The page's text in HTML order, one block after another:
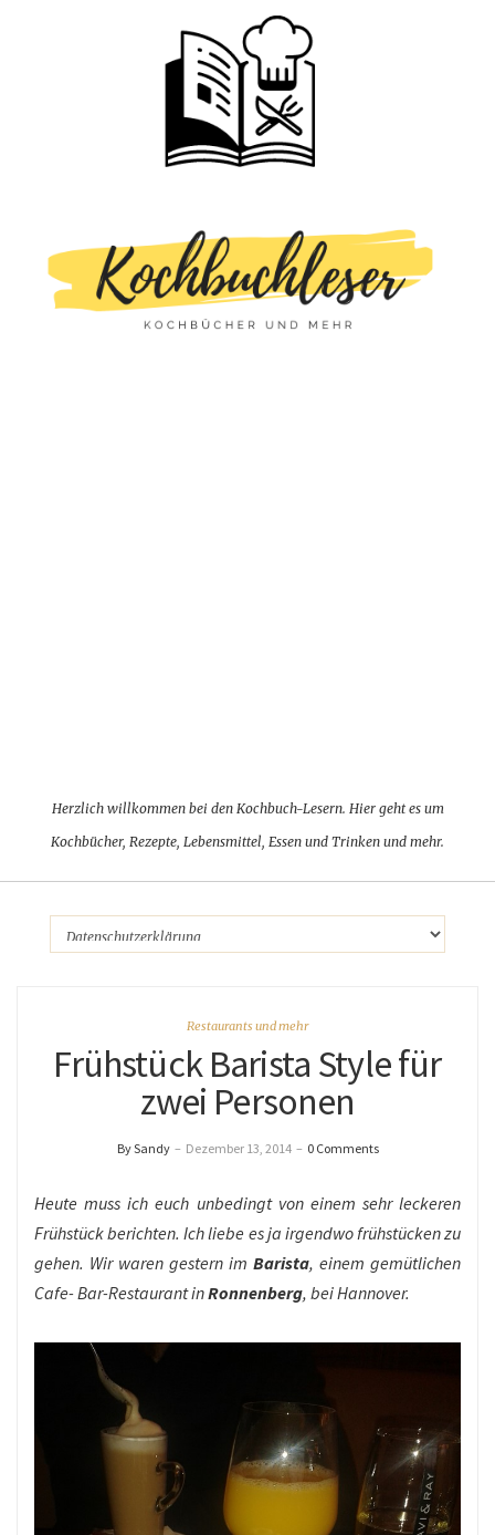
Herzlich willkommen bei den Kochbuch-Lesern. Hier geht es um
Kochbücher, Rezepte, Lebensmittel, Essen und Trinken und mehr.
Restaurants und mehr
Frühstück Barista Style für
zwei Personen
By Sandy – Dezember 13, 2014 – 0 Comments
Heute muss ich euch unbedingt von einem sehr leckeren
Frühstück berichten. Ich liebe es ja irgendwo frühstücken zu
gehen. Wir waren gestern im Barista, einem gemütlichen
Cafe- Bar-Restaurant inRonnenberg, bei Hannover.